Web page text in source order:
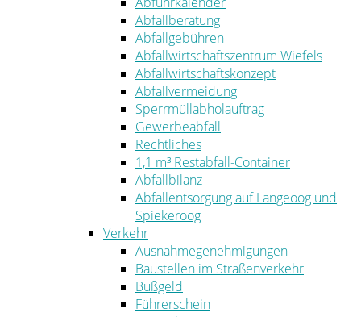
Abfallberatung
Abfallgebühren
Abfallwirtschaftszentrum Wiefels
Abfallwirtschaftskonzept
Abfallvermeidung
Sperrmüllabholauftrag
Gewerbeabfall
Rechtliches
1,1 m³ Restabfall-Container
Abfallbilanz
Abfallentsorgung auf Langeoog und
Spiekeroog
Verkehr
Ausnahmegenehmigungen
Baustellen im Straßenverkehr
Bußgeld
Führerschein